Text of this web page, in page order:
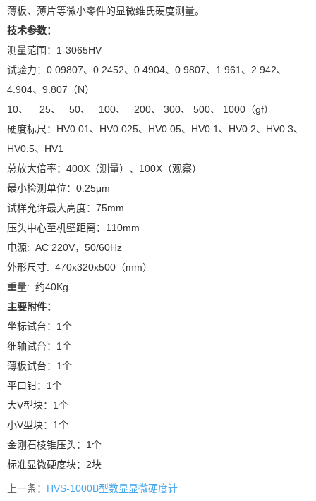
薄板、薄片等微小零件的显微维氏硬度测量。
技术参数：
测量范围：1-3065HV
试验力：0.09807、0.2452、0.4904、0.9807、1.961、2.942、
4.904、9.807（N）
10、 25、 50、 100、 200、 300、 500、 1000（gf）
硬度标尺：HV0.01、HV0.025、HV0.05、HV0.1、HV0.2、HV0.3、
HV0.5、HV1
总放大倍率：400X（测量）、100X（观察）
最小检测单位：0.25μm
试样允许最大高度：75mm
压头中心至机壁距离：110mm
电源: AC 220V，50/60Hz
外形尺寸: 470x320x500（mm）
重量: 约40Kg
主要附件：
坐标试台：1个
细轴试台：1个
薄板试台：1个
平口钳：1个
大V型块：1个
小V型块：1个
金刚石棱锥压头：1个
标准显微硬度块：2块
上一条： HVS-1000B型数显显微硬度计